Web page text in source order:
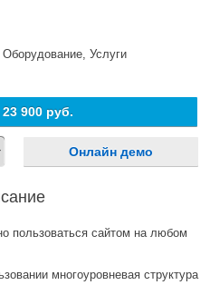
Услуги
23 900 руб.
Онлайн демо
пользоваться сайтом на любом
многоуровневая структура